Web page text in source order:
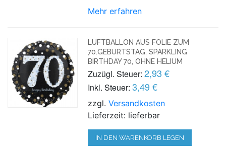
Mehr erfahren
LUFTBALLON AUS FOLIE ZUM
70.GEBURTSTAG, SPARKLING
BIRTHDAY 70, OHNE HELIUM
Zuzügl. Steuer: 2,93 €
Inkl. Steuer: 3,49 €
zzgl.Versandkosten
Lieferzeit: lieferbar
IN DEN WARENKORB LEGEN